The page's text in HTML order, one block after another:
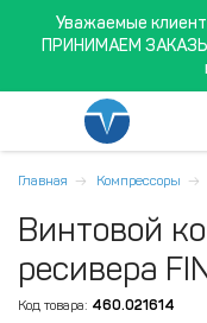
Уважаемые
ПРИНИМАЕМ ЗАКАЗЫ
Главная Компрессоры
Винтовой
ресивера
Код товара: 460.021614